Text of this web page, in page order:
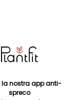
la nostra app anti-
spreco